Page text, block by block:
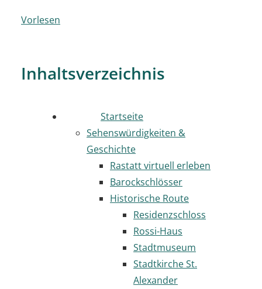
Vorlesen
Inhaltsverzeichnis
Startseite
Sehenswürdigkeiten &
Geschichte
Rastatt virtuell erleben
Barockschlösser
Historische Route
Residenzschloss
Rossi-Haus
Stadtmuseum
Stadtkirche St.
Alexander